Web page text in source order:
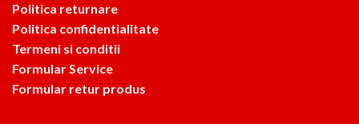
Politica returnare
Politica confidentialitate
Termeni si conditii
Formular Service
Formular retur produs